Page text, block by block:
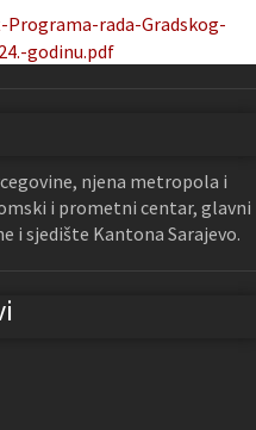
rada-Gradskog-
godinu.pdf
njena metropola i
i prometni centar, glavni
i sjedište Kantona Sarajevo.